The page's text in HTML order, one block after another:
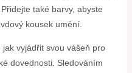
také barvy, abyste
kousek umění.
vyjádřit svou vášeň pro
dovednosti. Sledováním